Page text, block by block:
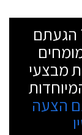
הגעתם
מבצעי
הצעה